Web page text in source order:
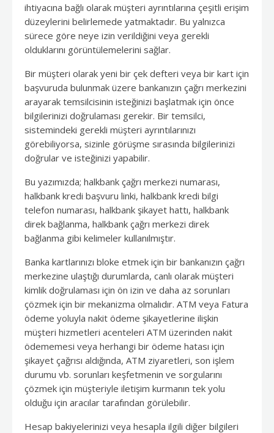
ihtiyacına bağlı olarak müşteri ayrıntılarına çeşitli erişim
düzeylerini belirlemede yatmaktadır. Bu yalnızca
sürece göre neye izin verildiğini veya gerekli
olduklarını görüntülemelerini sağlar.
Bir müşteri olarak yeni bir çek defteri veya bir kart için
başvuruda bulunmak üzere bankanızın çağrı merkezini
arayarak temsilcisinin isteğinizi başlatmak için önce
bilgilerinizi doğrulaması gerekir. Bir temsilci,
sistemindeki gerekli müşteri ayrıntılarınızı
görebiliyorsa, sizinle görüşme sırasında bilgilerinizi
doğrular ve isteğinizi yapabilir.
Bu yazımızda; halkbank çağrı merkezi numarası,
halkbank kredi başvuru linki, halkbank kredi bilgi
telefon numarası, halkbank şikayet hattı, halkbank
direk bağlanma, halkbank çağrı merkezi direk
bağlanma gibi kelimeler kullanılmıştır.
Banka kartlarınızı bloke etmek için bir bankanızın çağrı
merkezine ulaştığı durumlarda, canlı olarak müşteri
kimlik doğrulaması için ön izin ve daha az sorunları
çözmek için bir mekanizma olmalıdır. ATM veya Fatura
ödeme yoluyla nakit ödeme şikayetlerine ilişkin
müşteri hizmetleri acenteleri ATM üzerinden nakit
ödememesi veya herhangi bir ödeme hatası için
şikayet çağrısı aldığında, ATM ziyaretleri, son işlem
durumu vb. sorunları keşfetmenin ve sorgularını
çözmek için müşteriyle iletişim kurmanın tek yolu
olduğu için aracılar tarafından görülebilir.
Hesap bakiyelerinizi veya hesapla ilgili diğer bilgileri